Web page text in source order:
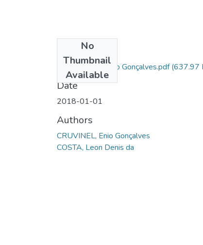
No
Thumbnail
Available
6 CRUVINEL, Enio Gonçalves.pdf(637.97
Date
2018-01-01
Authors
CRUVINEL, Enio Gonçalves
COSTA, Leon Denis da